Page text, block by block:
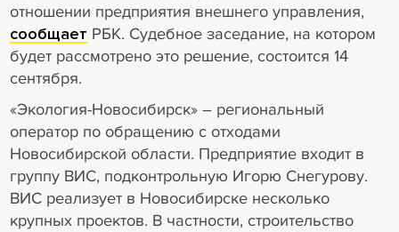
отношении предприятия внешнего управления,
сообщает РБК. Судебное заседание, на котором
будет рассмотрено это решение, состоится 14
сентября.
«Экология-Новосибирск» – региональный
оператор по обращению с отходами
Новосибирской области. Предприятие входит в
группу ВИС, подконтрольную Игорю Снегурову.
ВИС реализует в Новосибирске несколько
крупных проектов. В частности, строительство